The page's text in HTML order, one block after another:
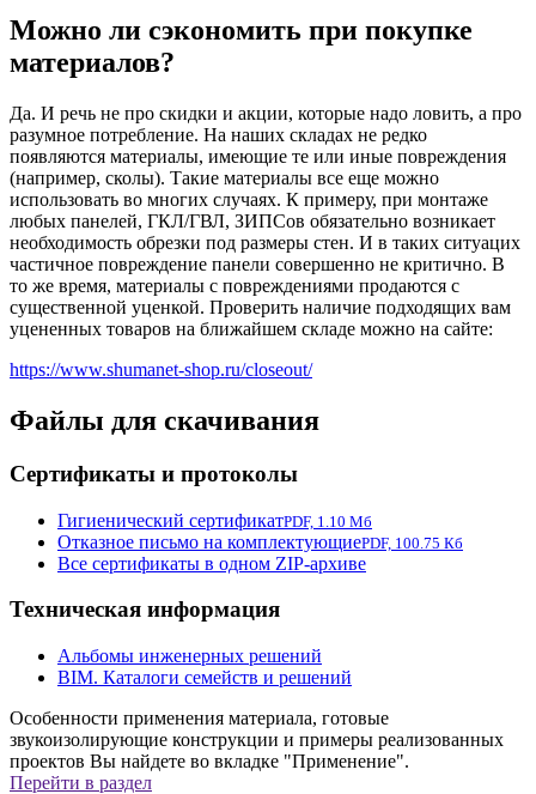
Можно ли сэкономить при покупке
материалов?
Да. И речь не про скидки и акции, которые надо ловить, а про
разумное потребление. На наших складах не редко
появляются материалы, имеющие те или иные повреждения
(например, сколы). Такие материалы все еще можно
использовать во многих случаях. К примеру, при монтаже
любых панелей, ГКЛ/ГВЛ, ЗИПСов обязательно возникает
необходимость обрезки под размеры стен. И в таких ситуацих
частичное повреждение панели совершенно не критично. В
то же время, материалы с повреждениями продаются с
существенной уценкой. Проверить наличие подходящих вам
уцененных товаров на ближайшем складе можно на сайте:
https://www.shumanet-shop.ru/closeout/
Файлы для скачивания
Сертификаты и протоколы
Гигиенический сертификатPDF, 1.10 Мб
Отказное письмо на комплектующиеPDF, 100.75 Кб
Все сертификаты в одном ZIP-архиве
Техническая информация
Альбомы инженерных решений
BIM. Каталоги семейств и решений
Особенности применения материала, готовые
звукоизолирующие конструкции и примеры реализованных
проектов Вы найдете во вкладке "Применение".
Перейти в раздел